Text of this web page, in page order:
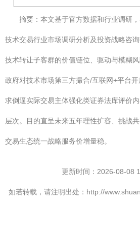
摘要：本文基于官方数据和行业调研
技术交易行业市场调研分析及投资战略咨
技术转让子客群的价值链位、驱动与模糊
政府对技术市场第三方撮合/互联网+平台
求倒逼实际交易主体强化类证券法库评价
层次。目的直呈未来五年理性扩容、挑战
交易生态统一战略服务价增量稳。
更新时间：2026-08-08
如若转载，请注明出处：http://